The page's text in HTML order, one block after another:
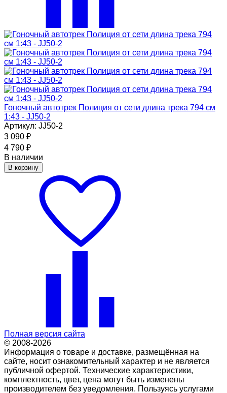
Гоночный автотрек Полиция от сети длина трека 794 см
1:43 - JJ50-2
Артикул: JJ50-2
3 090 ₽
4 790 ₽
В наличии
В корзину
Полная версия сайта
© 2008-2026
Информация о товаре и доставке, размещённая на
сайте, носит ознакомительный характер и не является
публичной офертой. Технические характеристики,
комплектность, цвет, цена могут быть изменены
производителем без уведомления. Пользуясь услугами